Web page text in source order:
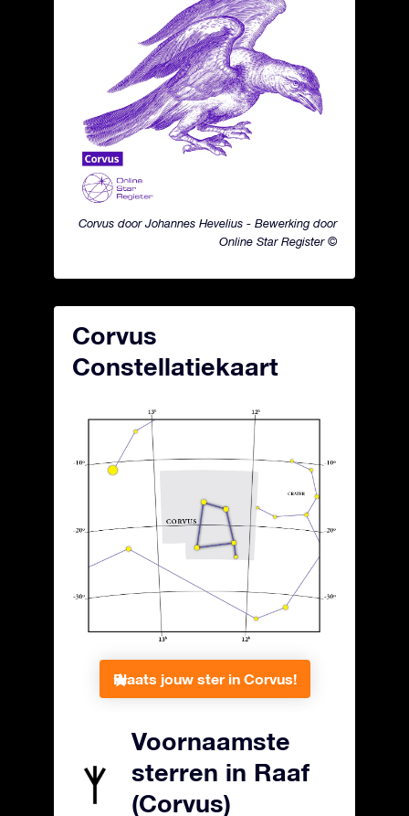
Corvus door Johannes Hevelius - Bewerking door
Online Star Register ©
Corvus
Constellatiekaart
Plaats jouw ster in Corvus!
Voornaamste
sterren in Raaf
(Corvus)